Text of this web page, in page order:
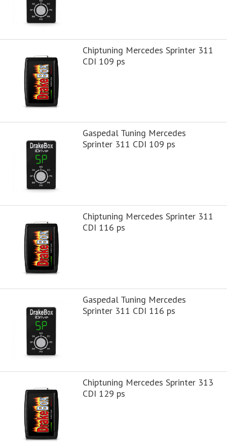
Chiptuning Mercedes Sprinter 311
CDI 109 ps
Gaspedal Tuning Mercedes
Sprinter 311 CDI 109 ps
Chiptuning Mercedes Sprinter 311
CDI 116 ps
Gaspedal Tuning Mercedes
Sprinter 311 CDI 116 ps
Chiptuning Mercedes Sprinter 313
CDI 129 ps